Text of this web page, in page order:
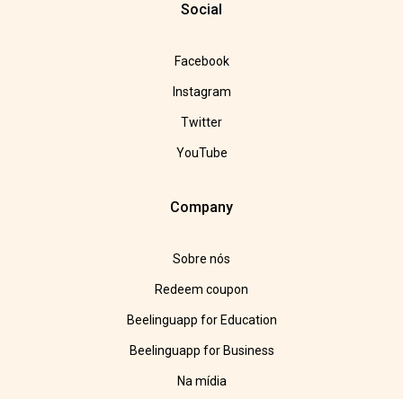
Social
Facebook
Instagram
Twitter
YouTube
Company
Sobre nós
Redeem coupon
Beelinguapp for Education
Beelinguapp for Business
Na mídia